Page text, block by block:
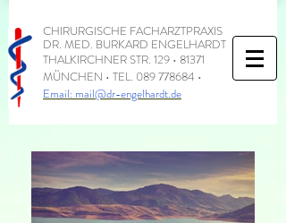
CHIRURGISCHE FACHARZTPRAXIS
DR. MED. BURKARD ENGELHARDT
THALKIRCHNER STR. 129 • 81371
MÜNCHEN • TEL. 089 778684 •
Email: mail@dr-engelhardt.de